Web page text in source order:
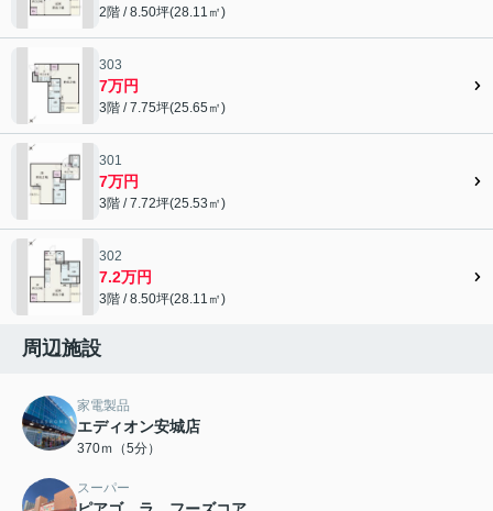
2階 / 8.50坪(28.11㎡)
303
7万円
3階 / 7.75坪(25.65㎡)
301
7万円
3階 / 7.72坪(25.53㎡)
302
7.2万円
3階 / 8.50坪(28.11㎡)
周辺施設
家電製品
エディオン安城店
370ｍ（5分）
スーパー